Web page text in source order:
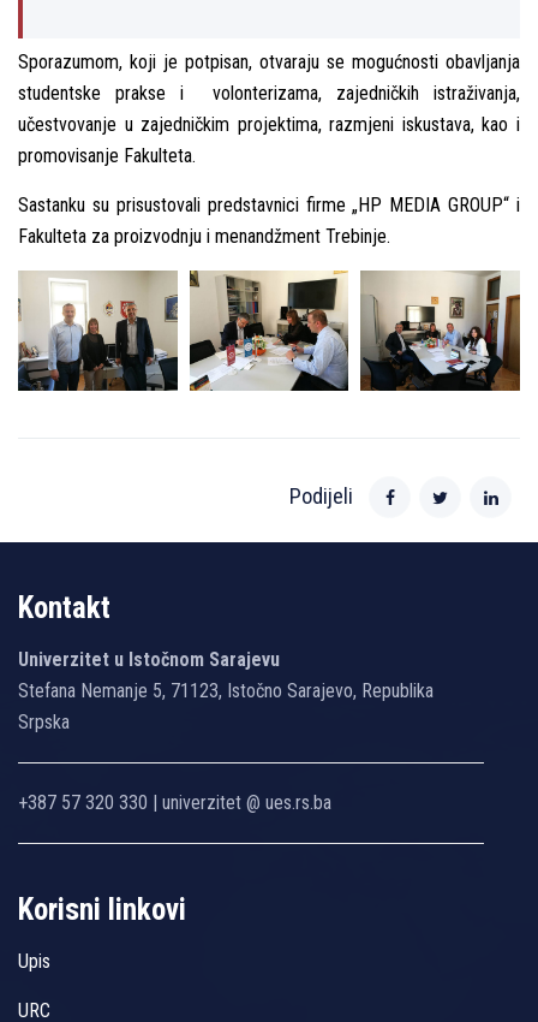
Sporazumom, koji je potpisan, otvaraju se mogućnosti obavlјanja
studentske prakse i volonterizama, zajedničkih istraživanja,
učestvovanje u zajedničkim projektima, razmjeni iskustava, kao i
promovisanje Fakulteta.
Sastanku su prisustovali predstavnici firme „HP MEDIA GROUP“ i
Fakulteta za proizvodnju i menandžment Trebinje.
Podijeli
Kontakt
Univerzitet u Istočnom Sarajevu
Stefana Nemanje 5, 71123, Istočno Sarajevo, Republika
Srpska
+387 57 320 330 | univerzitet @ ues.rs.ba
Korisni linkovi
Upis
URC